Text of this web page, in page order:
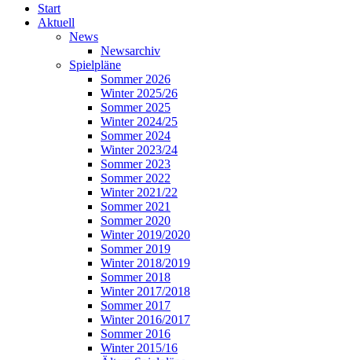
Start
Aktuell
News
Newsarchiv
Spielpläne
Sommer 2026
Winter 2025/26
Sommer 2025
Winter 2024/25
Sommer 2024
Winter 2023/24
Sommer 2023
Sommer 2022
Winter 2021/22
Sommer 2021
Sommer 2020
Winter 2019/2020
Sommer 2019
Winter 2018/2019
Sommer 2018
Winter 2017/2018
Sommer 2017
Winter 2016/2017
Sommer 2016
Winter 2015/16